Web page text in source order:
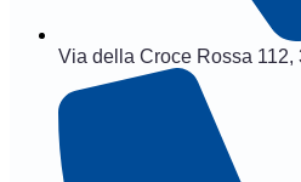
Via della Croce Rossa 112,